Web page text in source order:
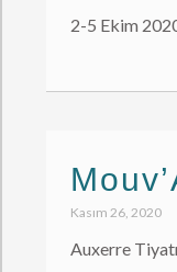
2-5 Ekim
Kasım 26, 2020
Auxerre